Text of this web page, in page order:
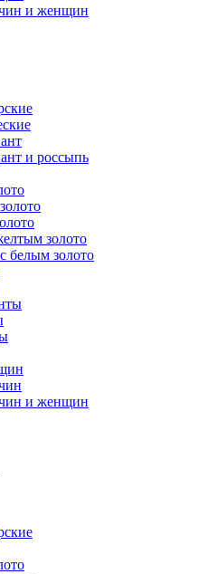
и женщин
и россыпь
золото
белым золото
и женщин